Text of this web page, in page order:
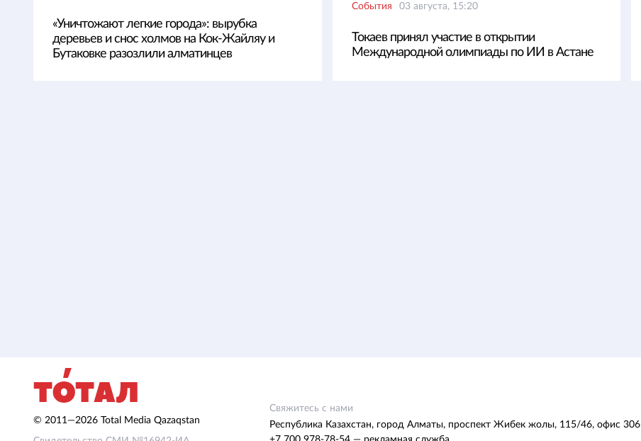
«Уничтожают легкие города»: вырубка
деревьев и снос холмов на Кок-Жайляу и
Бутаковке разозлили алматинцев
События 03 августа, 15:20
Токаев принял участие в открытии
Международной олимпиады по ИИ в Астане
© 2011—2026 Total Media Qazaqstan
Свяжитесь с нами
Республика Казахстан, город Алматы, проспект Жибек жолы, 115/46, офис 306